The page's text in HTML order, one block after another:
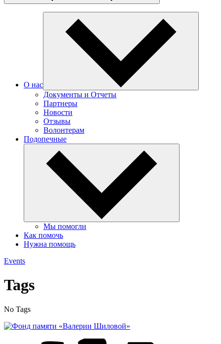
О нас
Документы и Отчеты
Партнеры
Новости
Отзывы
Волонтерам
Подопечные
Мы помогли
Как помочь
Нужна помощь
Events
Tags
No Tags